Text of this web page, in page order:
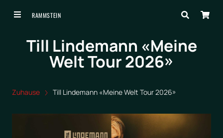
RAMMSTEIN
Till Lindemann «Meine
Welt Tour 2026»
Zuhause Till Lindemann «Meine Welt Tour 2026»